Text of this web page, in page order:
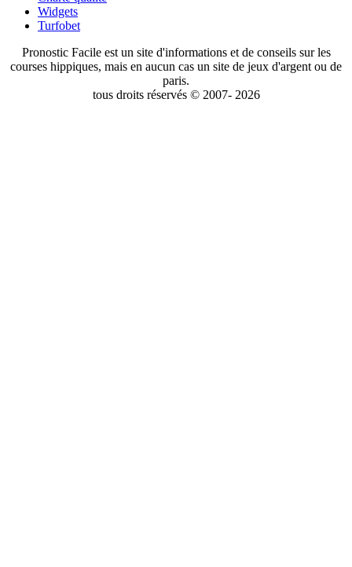
Widgets
Turfobet
Pronostic Facile est un site d'informations et de conseils sur les
courses hippiques, mais en aucun cas un site de jeux d'argent ou de
paris.
tous droits réservés © 2007- 2026